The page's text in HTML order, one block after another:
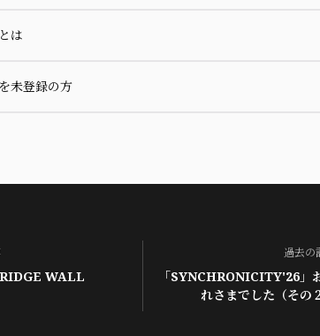
は
未登録の方
WALL
過去の
「SYNCHRONICITY'26」
れさまでした（その２